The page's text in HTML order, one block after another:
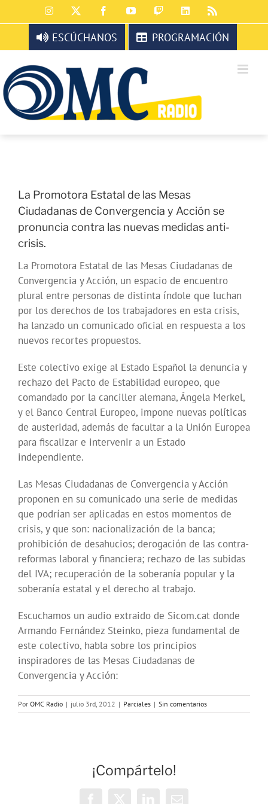
al
contenido
Instagram FacebookYouTubeTwitchLinkedIn
ESCÚCHANOS PROGRAMACIÓN
La Promotora Estatal de las Mesas
Ciudadanas de Convergencia y Acción se
pronuncia contra las nuevas medidas anti-
crisis.
La Promotora Estatal de las Mesas Ciudadanas de
Convergencia y Acción, un espacio de encuentro
plural entre personas de distinta índole que luchan
por los derechos de los trabajadores en esta crisis,
ha lanzado un comunicado oficial en respuesta a los
nuevos recortes propuestos.
Este colectivo exige al Estado Español la denuncia y
rechazo del Pacto de Estabilidad europeo, que
comandado por la canciller alemana, Ángela Merkel,
y el Banco Central Europeo, impone nuevas políticas
de austeridad, además de facultar a la Unión Europea
para fiscalizar e intervenir a un Estado
independiente.
Las Mesas Ciudadanas de Convergencia y Acción
proponen en su comunicado una serie de medidas
que podrían ser aplicadas en estos momentos de
crisis, y que son: nacionalización de la banca;
prohibición de desahucios; derogación de las contra-
reformas laboral y financiera; rechazo de las subidas
del IVA; recuperación de la soberanía popular y la
soberanía estatal y el derecho al trabajo.
Escuchamos un audio extraido de Sicom.cat donde
Armando Fernández Steinko, pieza fundamental de
este colectivo, habla sobre los principios
inspiradores de las Mesas Ciudadanas de
Convergencia y Acción:
Por OMC Radio | julio 3rd, 2012 | Parciales | Sin comentarios
¡Compártelo!